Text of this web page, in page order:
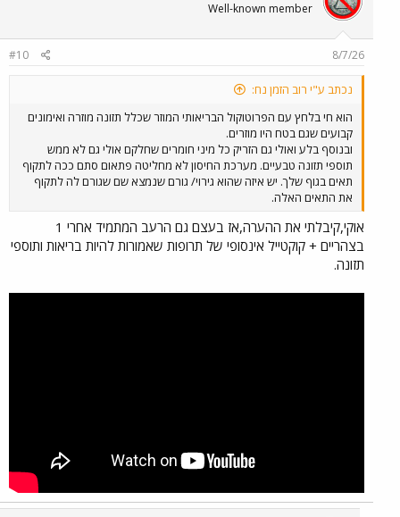
Well-known member
8/7/26
#10
נכתב ע"י רוב הזמן נח:
הוא חי בלחץ עם הפרוטוקול הבריאותי המוזר שכלל תזונה מוזרה ואימונים
קבועים שגם בטח היו מוזרים.
ובנוסף בלע ואולי גם הזריק כל מיני חומרים שחלקם אולי גם לא ממש
תוספי תזונה טבעיים. מערכת החיסון לא מחליטה פתאום סתם ככה לתקוף
תאים בגוף שלך. יש איזה שהוא גירוי/ גורם שנמצא שם שגורם לה לתקוף
את התאים האלה.
אוקי,קיבלתי את ההערה,אז בעצם גם הרעב המתמיד אחרי 1
בצהריים + קוקטייל אינסופי של תרופות שאמורות להיות בריאות ותוספי
תזונה.